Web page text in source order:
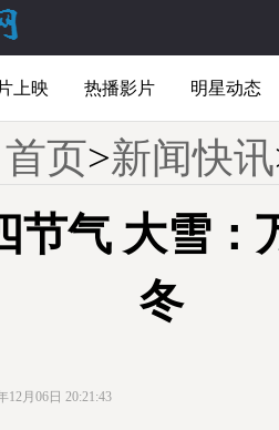
上映 热播影片 明星动态
首页>新闻快讯
节气 大雪：
冬
12月06日 20:21:43